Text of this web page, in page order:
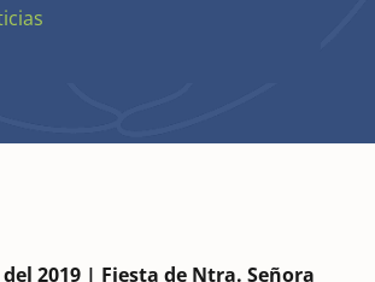
2019 | Fiesta de Ntra. Señora